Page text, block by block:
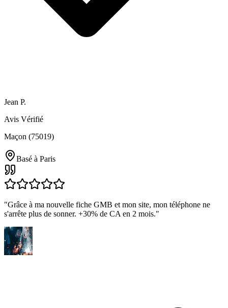
Jean P.
Avis Vérifié
Maçon (75019)
Basé à Paris
"Grâce à ma nouvelle fiche GMB et mon site, mon téléphone ne
s'arrête plus de sonner. +30% de CA en 2 mois."